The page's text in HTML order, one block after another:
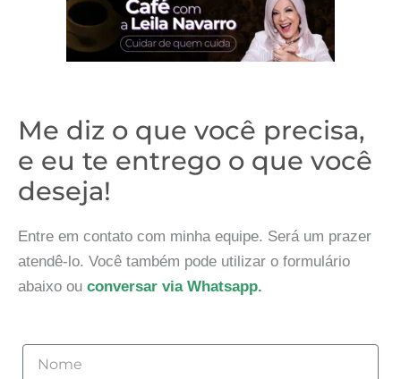
Me diz o que você precisa,
e eu te entrego o que você
deseja!
Entre em contato com minha equipe. Será um prazer
atendê-lo. Você também pode utilizar o formulário
abaixo ou conversar via Whatsapp.
Nome